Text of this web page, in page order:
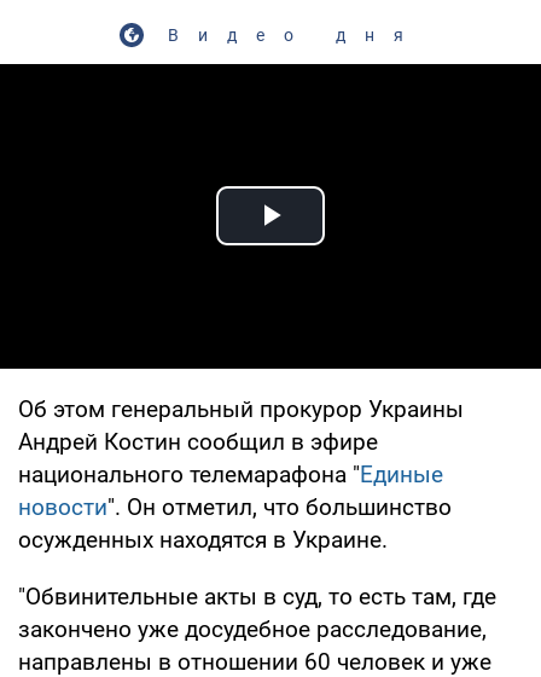
Видео дня
Play Video
Об этом генеральный прокурор Украины
Андрей Костин сообщил в эфире
национального телемарафона "Единые
новости". Он отметил, что большинство
осужденных находятся в Украине.
"Обвинительные акты в суд, то есть там, где
закончено уже досудебное расследование,
направлены в отношении 60 человек и уже